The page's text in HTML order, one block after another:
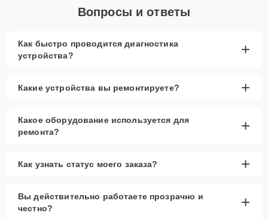
Вопросы и ответы
Как быстро проводится диагностика
устройства?
+
Какие устройства вы ремонтируете? +
Какое оборудование используется для
ремонта?
+
Как узнать статус моего заказа? +
Вы действительно работаете прозрачно и
честно?
+